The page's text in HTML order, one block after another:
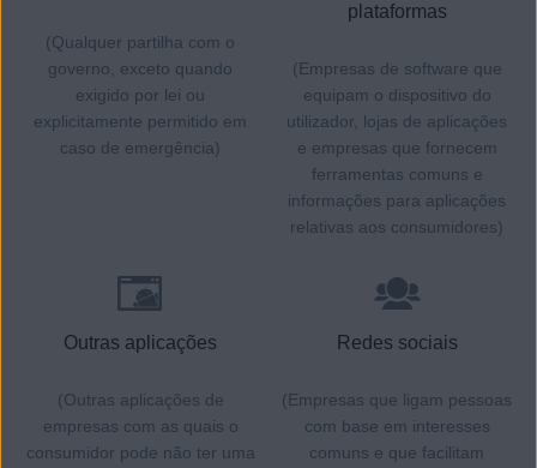
(Qualquer partilha com o
governo, exceto quando
exigido por lei ou
explicitamente permitido em
caso de emergência)
plataformas
(Empresas de software que
equipam o dispositivo do
utilizador, lojas de aplicações
e empresas que fornecem
ferramentas comuns e
informações para aplicações
relativas aos consumidores)
Outras aplicações
(Outras aplicações de
empresas com as quais o
consumidor pode não ter uma
Redes sociais
(Empresas que ligam pessoas
com base em interesses
comuns e que facilitam